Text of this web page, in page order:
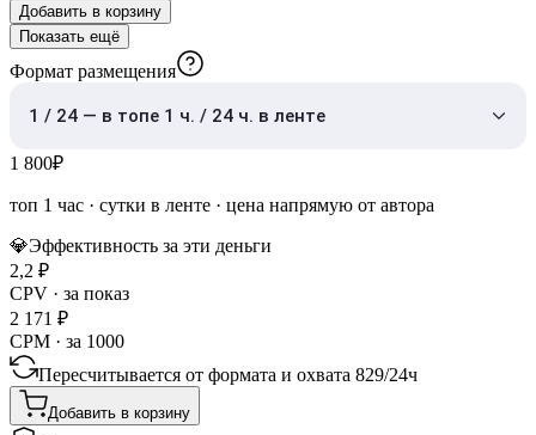
Добавить в корзину
Показать ещё
Формат размещения
1 / 24 — в топе 1 ч. / 24 ч. в ленте
1 800₽
топ 1 час · сутки в ленте · цена напрямую от автора
💎Эффективность за эти деньги
2,2 ₽
CPV · за показ
2 171 ₽
CPM · за 1000
Пересчитывается от формата и охвата 829/24ч
Добавить в корзину